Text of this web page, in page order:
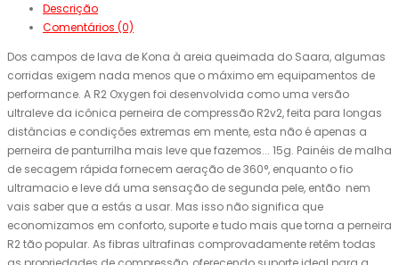
Descrição
Comentários (0)
Dos campos de lava de Kona à areia queimada do Saara, algumas
corridas exigem nada menos que o máximo em equipamentos de
performance. A R2 Oxygen foi desenvolvida como uma versão
ultraleve da icônica perneira de compressão R2v2, feita para longas
distâncias e condições extremas em mente, esta não é apenas a
perneira de panturrilha mais leve que fazemos... 15g. Painéis de malha
de secagem rápida fornecem aeração de 360°, enquanto o fio
ultramacio e leve dá uma sensação de segunda pele, então nem
vais saber que a estás a usar. Mas isso não significa que
economizamos em conforto, suporte e tudo mais que torna a perneira
R2 tão popular. As fibras ultrafinas comprovadamente retêm todas